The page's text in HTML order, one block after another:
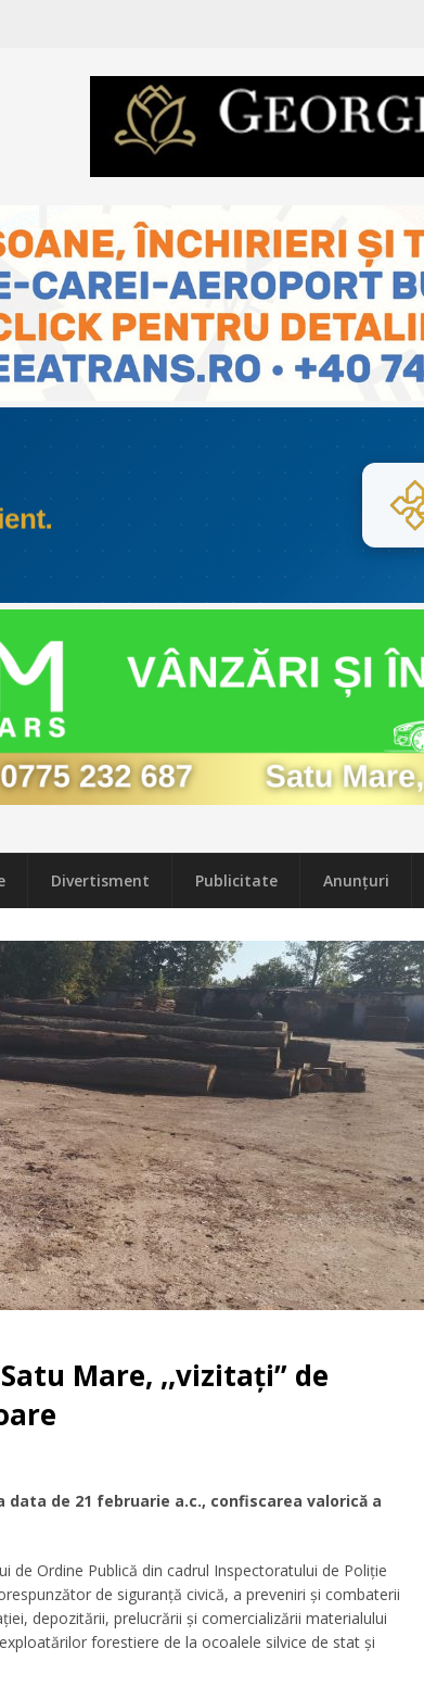
Divertisment Publicitate Anunțuri
Mare, ,,vizitați” de
data de 21 februarie a.c., confiscarea valorică a
de Ordine Publică din cadrul Inspectoratului de Poliție
de siguranță civică, a preveniri și combaterii
depozitării, prelucrării și comercializării materialului
forestiere de la ocoalele silvice de stat și